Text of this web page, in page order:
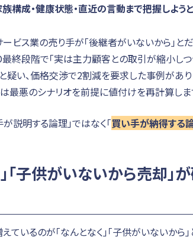
構成・健康状態・直近の言動まで把握しよう
ビス業の売り手が「後継者がいないから」と
最終段階で「実は主力顧客との取引が縮小し
疑い、価格交渉で2割減を要求した事例があり
最悪のシナリオを前提に値付けを再計算しま
説明する論理」ではなく「買い手が納得する
「子供がいないから売却」
ているのが「なんとなく」「子供がいないから